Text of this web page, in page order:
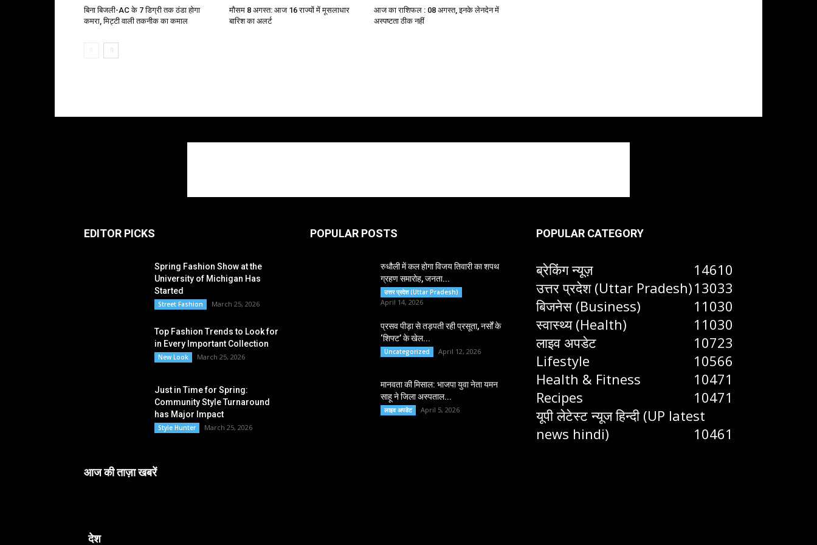
बिना बिजली-AC के 7 डिग्री तक ठंडा होगा
कमरा, मिट्टी वाली तकनीक का कमाल
मौसम 8 अगस्त: आज 16 राज्यों में मूसलाधार
बारिश का अलर्ट
आज का राशिफल : 08 अगस्त, इनके लेनदेन में
अस्पष्टता ठीक नहीं
EDITOR PICKS
Spring Fashion Show at the
University of Michigan Has
Started
Street Fashion March 25, 2026
Top Fashion Trends to Look for
in Every Important Collection
New Look March 25, 2026
Just in Time for Spring:
Community Style Turnaround
has Major Impact
Style Hunter March 25, 2026
आज की ताज़ा खबरें
देश
POPULAR POSTS
रुधौली में कल होगा विजय तिवारी का शपथ
ग्रहण समारोह, जनता...
उत्तर प्रदेश (Uttar Pradesh)
April 14, 2026
प्रसव पीड़ा से तड़पती रही प्रसूता, नर्सों के
‘शिफ्ट’ के खेल...
Uncategorized April 12, 2026
मानवता की मिसाल: भाजपा युवा नेता यमन
साहू ने जिला अस्पताल...
लाइव अपडेट April 5, 2026
POPULAR CATEGORY
ब्रेकिंग न्यूज़
14610
उत्तर प्रदेश (Uttar Pradesh)13033
बिजनेस (Business)
11030
स्वास्थ्य (Health)
11030
लाइव अपडेट
10723
Lifestyle
10566
Health & Fitness
10471
Recipes
10471
यूपी लेटेस्ट न्यूज हिन्दी (UP latest
news hindi)
10461